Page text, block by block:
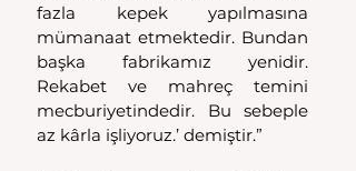
fazla kepek yapılmasına
mümanaat etmektedir. Bundan
başka fabrikamız yenidir.
Rekabet ve mahreç temini
mecburiyetindedir. Bu sebeple
az kârla işliyoruz.’ demiştir.”